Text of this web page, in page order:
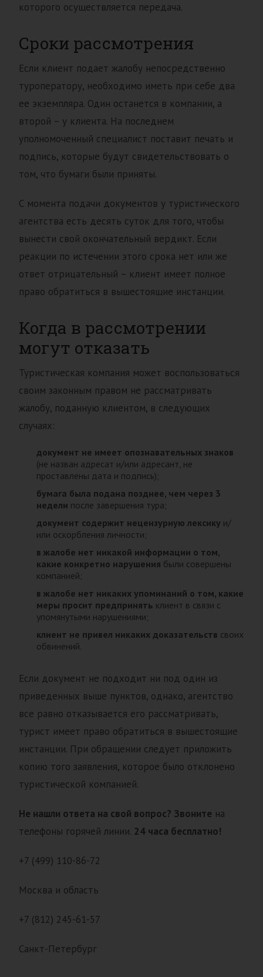
которого осуществляется передача.
Сроки рассмотрения
Если клиент подает жалобу непосредственно
туроператору, необходимо иметь при себе два
ее экземпляра. Один останется в компании, а
второй – у клиента. На последнем
уполномоченный специалист поставит печать и
подпись, которые будут свидетельствовать о
том, что бумаги были приняты.
С момента подачи документов у туристического
агентства есть десять суток для того, чтобы
вынести свой окончательный вердикт. Если
реакции по истечении этого срока нет или же
ответ отрицательный – клиент имеет полное
право обратиться в вышестоящие инстанции.
Когда в рассмотрении
могут отказать
Туристическая компания может воспользоваться
своим законным правом не рассматривать
жалобу, поданную клиентом, в следующих
случаях:
документ не имеет опознавательных знаков
(не назван адресат и/или адресант, не
проставлены дата и подпись);
бумага была подана позднее, чем через 3
недели после завершения тура;
документ содержит нецензурную лексику и/
или оскорбления личности;
в жалобе нет никакой информации о том,
какие конкретно нарушения были совершены
компанией;
в жалобе нет никаких упоминаний о том, какие
меры просит предпринять клиент в связи с
упомянутыми нарушениями;
клиент не привел никаких доказательств своих
обвинений.
Если документ не подходит ни под один из
приведенных выше пунктов, однако, агентство
все равно отказывается его рассматривать,
турист имеет право обратиться в вышестоящие
инстанции. При обращении следует приложить
копию того заявления, которое было отклонено
туристической компанией.
Не нашли ответа на свой вопрос? Звоните на
телефоны горячей линии. 24 часа бесплатно!
+7 (499) 110-86-72
Москва и область
+7 (812) 245-61-57
Санкт-Петербург